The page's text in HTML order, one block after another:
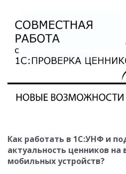
Как работать в 1С:УНФ и
актуальность ценников
мобильных устройств?